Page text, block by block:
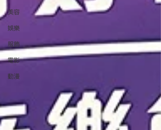
美容
娛樂
服飾
電影
動漫